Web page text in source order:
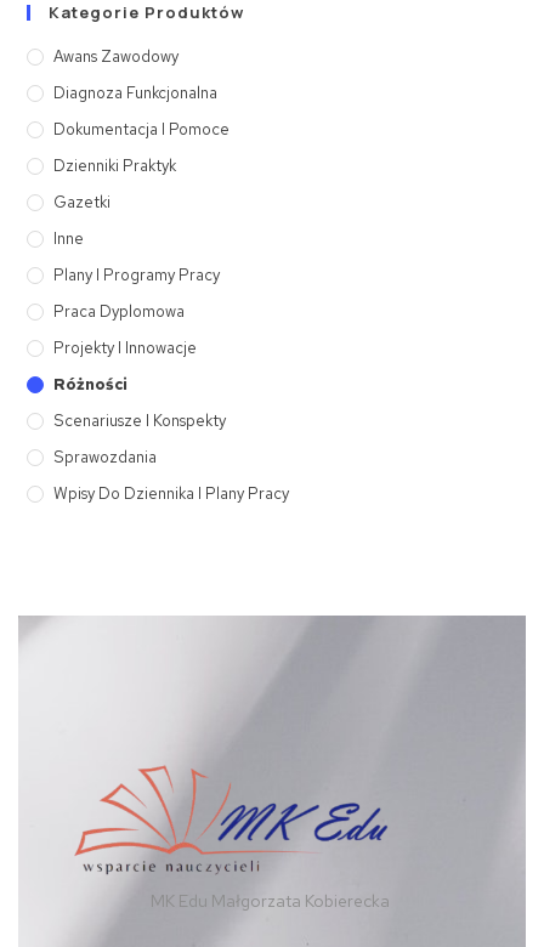
Kategorie Produktów
Awans Zawodowy
Diagnoza Funkcjonalna
Dokumentacja I Pomoce
Dzienniki Praktyk
Gazetki
Inne
Plany I Programy Pracy
Praca Dyplomowa
Projekty I Innowacje
Różności
Scenariusze I Konspekty
Sprawozdania
Wpisy Do Dziennika I Plany Pracy
MK Edu Małgorzata Kobierecka